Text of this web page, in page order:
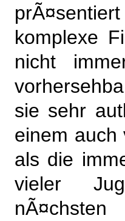
komplexe
nicht
sie sehr
einem auch
als die
vieler